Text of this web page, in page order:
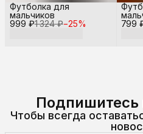
999 ₽1 324 ₽−25%
Футболка для
мальчиков
799
Подпишитесь
Чтобы всегда